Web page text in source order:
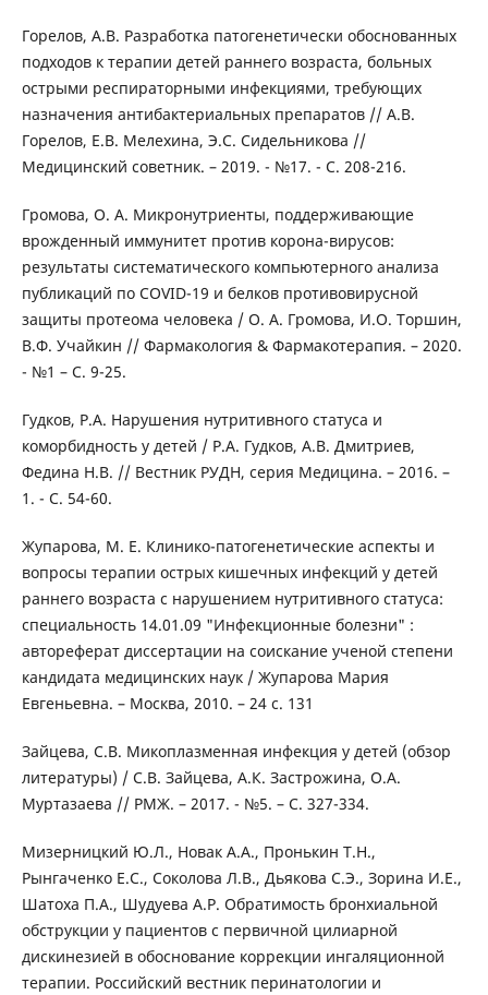
Горелов, А.В. Разработка патогенетически обоснованных
подходов к терапии детей раннего возраста, больных
острыми респираторными инфекциями, требующих
назначения антибактериальных препаратов // А.В.
Горелов, Е.В. Мелехина, Э.С. Сидельникова //
Медицинский советник. – 2019. - №17. - С. 208-216.
Громова, О. А. Микронутриенты, поддерживающие
врожденный иммунитет против корона-вирусов:
результаты систематического компьютерного анализа
публикаций по COVID-19 и белков противовирусной
защиты протеома человека / О. А. Громова, И.О. Торшин,
В.Ф. Учайкин // Фармакология & Фармакотерапия. – 2020.
- №1 – С. 9-25.
Гудков, Р.А. Нарушения нутритивного статуса и
коморбидность у детей / Р.А. Гудков, А.В. Дмитриев,
Федина Н.В. // Вестник РУДН, серия Медицина. – 2016. –
1. - С. 54-60.
Жупарова, М. Е. Клинико-патогенетические аспекты и
вопросы терапии острых кишечных инфекций у детей
раннего возраста с нарушением нутритивного статуса:
специальность 14.01.09 "Инфекционные болезни" :
автореферат диссертации на соискание ученой степени
кандидата медицинских наук / Жупарова Мария
Евгеньевна. – Москва, 2010. – 24 с. 131
Зайцева, С.В. Микоплазменная инфекция у детей (обзор
литературы) / С.В. Зайцева, А.К. Застрожина, О.А.
Муртазаева // РМЖ. – 2017. - №5. – С. 327-334.
Мизерницкий Ю.Л., Новак А.А., Пронькин Т.Н.,
Рынгаченко Е.С., Соколова Л.В., Дьякова С.Э., Зорина И.Е.,
Шатоха П.А., Шудуева А.Р. Обратимость бронхиальной
обструкции у пациентов с первичной цилиарной
дискинезией в обоснование коррекции ингаляционной
терапии. Российский вестник перинатологии и